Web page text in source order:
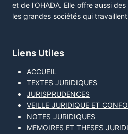
et de l'OHADA. Elle offre aussi
les grandes sociétés qui
Liens Utiles
ACCUEIL
TEXTES JURIDIQUES
JURISPRUDENCES
VEILLE JURIDIQUE ET
NOTES JURIDIQUES
MEMOIRES ET THESES